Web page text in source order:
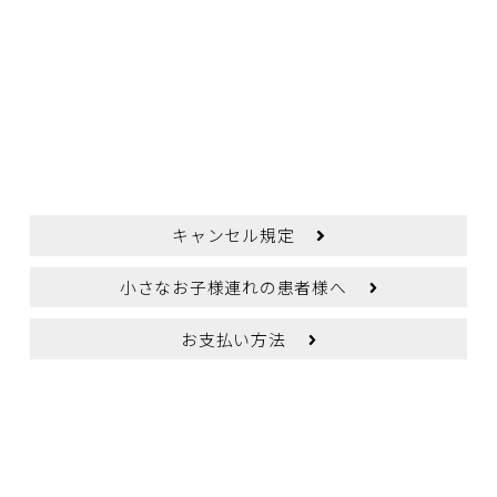
キャンセル規定
小さなお子様連れの患者様へ
お支払い方法